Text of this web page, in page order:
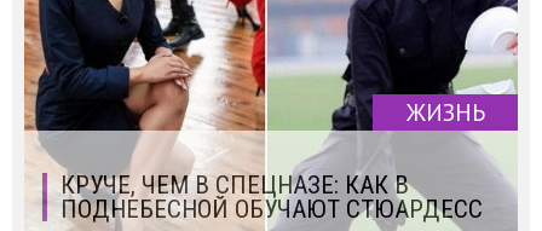
ЖИЗНЬ
КРУЧЕ, ЧЕМ В СПЕЦНАЗЕ: КАК В
ПОДНЕБЕСНОЙ ОБУЧАЮТ СТЮАРДЕСС